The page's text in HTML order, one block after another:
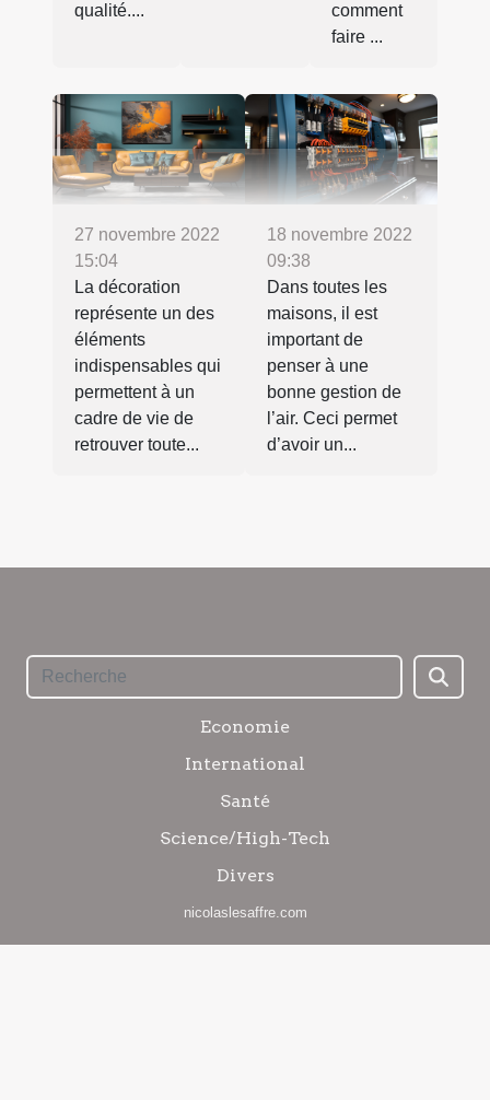
qualité....
comment
faire ...
27 novembre 2022
15:04
La décoration
représente un des
éléments
indispensables qui
permettent à un
cadre de vie de
retrouver toute...
18 novembre 2022
09:38
Dans toutes les
maisons, il est
important de
penser à une
bonne gestion de
l’air. Ceci permet
d’avoir un...
Economie
International
Santé
Science/High-Tech
Divers
nicolaslesaffre.com